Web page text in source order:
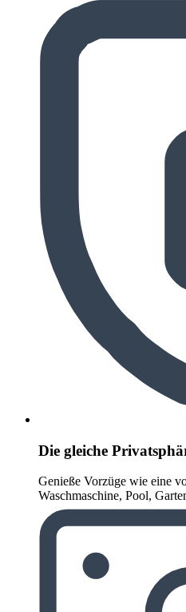
Die gleiche
Genieße Vorzüge wie eine
Waschmaschine, Pool,